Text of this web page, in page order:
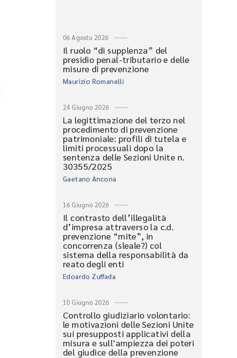
06 Agosto 2026
Il ruolo “di supplenza” del
presidio penal-tributario e delle
misure di prevenzione
Maurizio Romanelli
24 Giugno 2026
La legittimazione del terzo nel
procedimento di prevenzione
patrimoniale: profili di tutela e
limiti processuali dopo la
sentenza delle Sezioni Unite n.
30355/2025
Gaetano Ancona
16 Giugno 2026
Il contrasto dell’illegalità
d’impresa attraverso la c.d.
prevenzione “mite”, in
concorrenza (sleale?) col
sistema della responsabilità da
reato degli enti
Edoardo Zuffada
10 Giugno 2026
Controllo giudiziario volontario:
le motivazioni delle Sezioni Unite
sui presupposti applicativi della
misura e sull'ampiezza dei poteri
del giudice della prevenzione